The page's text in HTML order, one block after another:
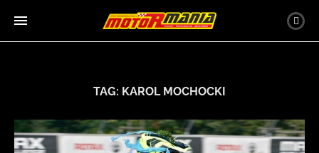
TAG: KAROL MOCHOCKI